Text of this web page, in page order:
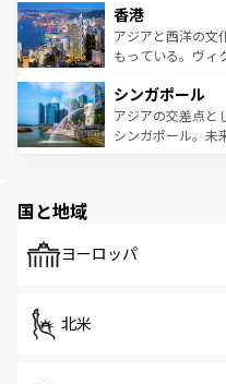
とつ。フォーやバ
ひ現地で味わいた
が旅行者を迎えて
参照してほしい。
の活気が交差して
帯で自然と触れ合
いビーチでリゾー
激する。気候は一
が待っている。親
た文化、そして多
香港
アジアと西洋の文
もっている。ヴィ
み、どこを訪れて
ており、効率よく
うな絶景から文化
シンガポール
アジアの交差点と
シンガポール。未
で、ホーカーズは
国と地域
ヨーロッパ
北米